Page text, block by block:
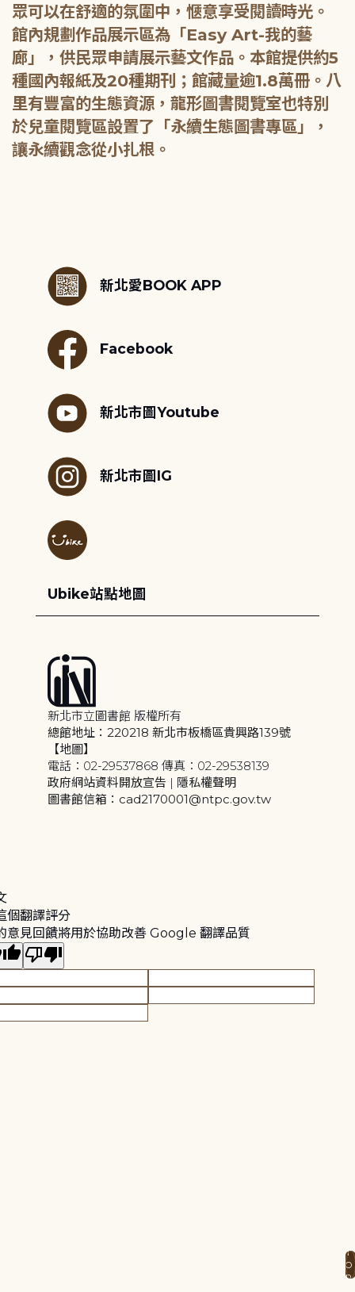
眾可以在舒適的氛圍中，愜意享受閱讀時光。
館內規劃作品展示區為「Easy Art-我的藝
廊」，供民眾申請展示藝文作品。本館提供約5
種國內報紙及20種期刊；館藏量逾1.8萬冊。八
里有豐富的生態資源，龍形圖書閱覽室也特別
於兒童閱覽區設置了「永續生態圖書專區」，
新北愛BOOK APP
Facebook
新北市圖Youtube
新北市圖IG
Ubike站點地圖
新北市立圖書館 版權所有
總館地址：220218 新北市板橋區貴興路139號
【地圖】
電話：02-29537868 傳真：02-29538139
政府網站資料開放宣告 | 隱私權聲明
圖書館信箱：cad2170001@ntpc.gov.tw
個翻譯評分
意見回饋將用於協助改善 Google 翻譯品質